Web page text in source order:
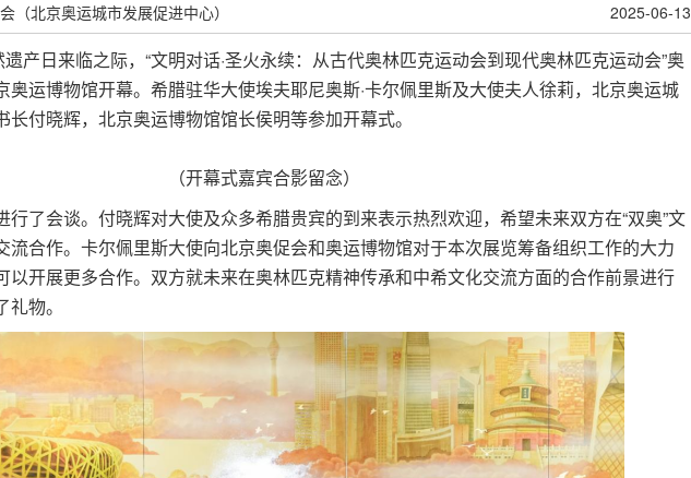
（北京奥运城市发展促进中心） 2025-06-13
产日来临之际，“文明对话·圣火永续：从古代奥林匹克运动会到现代奥林匹克运动会”奥
奥运博物馆开幕。希腊驻华大使埃夫耶尼奥斯·卡尔佩里斯及大使夫人徐莉，北京奥运城
付晓辉，北京奥运博物馆馆长侯明等参加开幕式。
（开幕式嘉宾合影留念）
行了会谈。付晓辉对大使及众多希腊贵宾的到来表示热烈欢迎，希望未来双方在“双奥”文
流合作。卡尔佩里斯大使向北京奥促会和奥运博物馆对于本次展览筹备组织工作的大力
以开展更多合作。双方就未来在奥林匹克精神传承和中希文化交流方面的合作前景进行
物。